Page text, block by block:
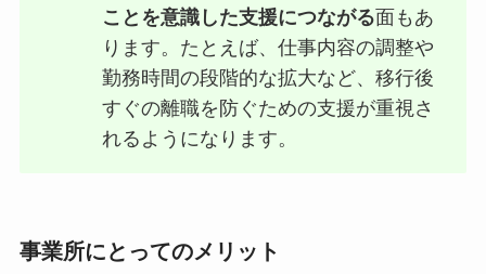
ことを意識した支援につながる面もあ
ります。たとえば、仕事内容の調整や
勤務時間の段階的な拡大など、移行後
すぐの離職を防ぐための支援が重視さ
れるようになります。
事業所にとってのメリット